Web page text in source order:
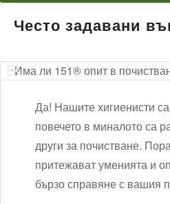
Често задавани
Има ли 151® опит в
Да! Нашите хигиенисти
повечето в миналото са
други за почистване.
притежават уменията и
бързо справяне с вашия